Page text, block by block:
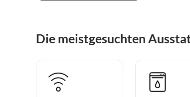
Die meistgesuchten